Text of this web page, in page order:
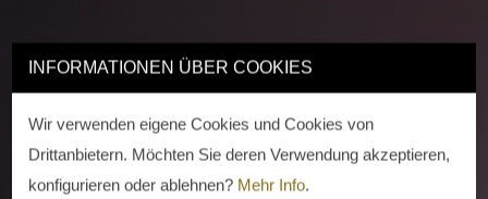
INFORMATIONEN ÜBER COOKIES
Wir verwenden eigene Cookies und Cookies von
Drittanbietern. Möchten Sie deren Verwendung akzeptieren,
konfigurieren oder ablehnen? Mehr Info.